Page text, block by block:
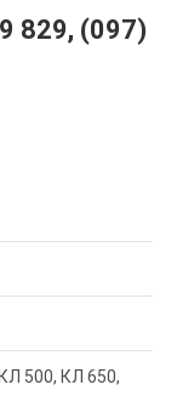
829, (097)
500, КЛ 650,